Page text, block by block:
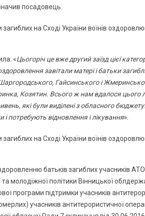
посадовець.
«Цьогоріч це вже другий заїзд цієї
завітали матері і батьки
Гайсинського і
Козятин. Всього ж нам вдалося цього
які були виділені з обласного
потребують відновлення і лікування».
батьків загиблих учасників АТО
молодіжної політики Вінницької
програми підтримки учасників
учасників антитерористичної